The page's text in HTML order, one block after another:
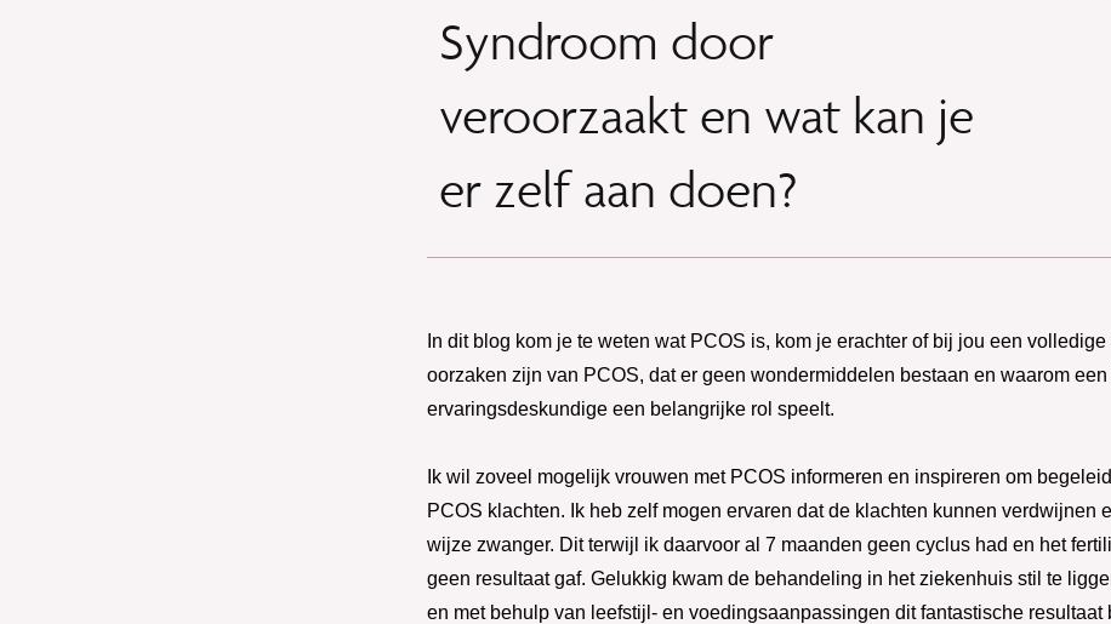
Syndroom door
veroorzaakt en wat kan je
er zelf aan doen?
In dit blog kom je te weten wat PCOS is, kom je erachter of bij jou een
oorzaken zijn van PCOS, dat er geen wondermiddelen bestaan en waarom
ervaringsdeskundige een belangrijke rol speelt.
Ik wil zoveel mogelijk vrouwen met PCOS informeren en inspireren om
PCOS klachten. Ik heb zelf mogen ervaren dat de klachten kunnen verdwijnen
wijze zwanger. Dit terwijl ik daarvoor al 7 maanden geen cyclus had en het
geen resultaat gaf. Gelukkig kwam de behandeling in het ziekenhuis stil te
en met behulp van leefstijl- en voedingsaanpassingen dit fantastische resultaat